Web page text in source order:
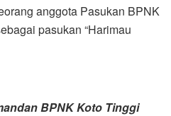
anggota Pasukan BPNK
pasukan “Harimau
BPNK Koto Tinggi